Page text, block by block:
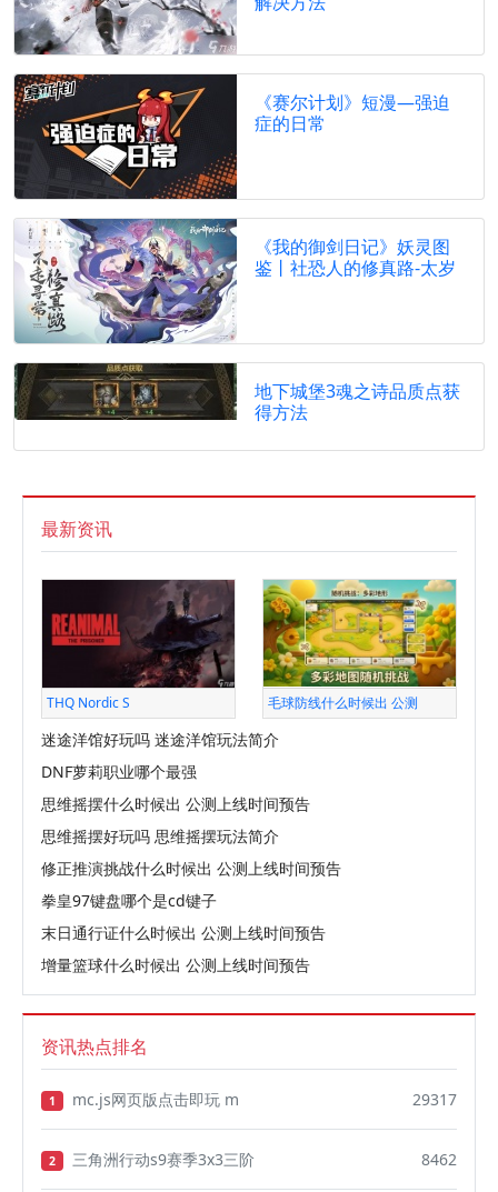
《赛尔计划》短漫—强迫
症的日常
《我的御剑日记》妖灵图
鉴丨社恐人的修真路-太岁
地下城堡3魂之诗品质点获
得方法
最新资讯
THQ Nordic S 毛球防线什么时候出 公测
迷途洋馆好玩吗 迷途洋馆玩法简介
DNF萝莉职业哪个最强
思维摇摆什么时候出 公测上线时间预告
思维摇摆好玩吗 思维摇摆玩法简介
修正推演挑战什么时候出 公测上线时间预告
拳皇97键盘哪个是cd键子
末日通行证什么时候出 公测上线时间预告
增量篮球什么时候出 公测上线时间预告
资讯热点排名
1 mc.js网页版点击即玩 m 29317
2 三角洲行动s9赛季3x3三阶 8462